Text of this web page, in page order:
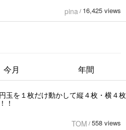
pina / 16,425 views
今月 年間
玉を１枚だけ動かして縦４枚・横４枚
！
TOM / 558 views